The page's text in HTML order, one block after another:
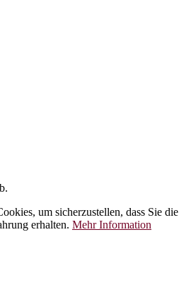
um sicherzustellen, dass Sie die
erhalten. Mehr Information